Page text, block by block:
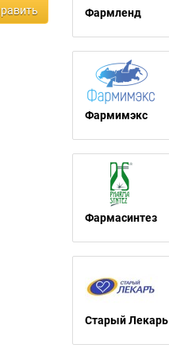
Фармленд
Фармимэкс
Фармасинтез
Старый Лекарь